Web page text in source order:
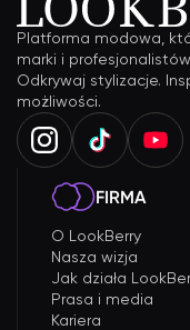
Platforma modowa,
marki i
Odkrywaj stylizacje.
możliwości.
FIRMA
O LookBerry
Nasza wizja
Jak działa
Prasa i media
Kariera